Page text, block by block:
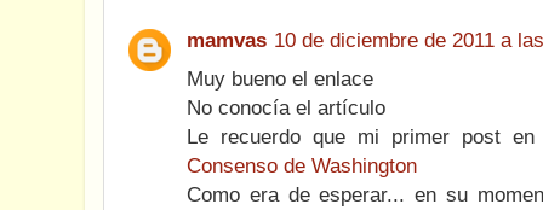
mamvas 10 de diciembre de 2011 a
Muy bueno el enlace
No conocía el artículo
Le recuerdo que mi primer post
Consenso de Washington
Como era de esperar... en su